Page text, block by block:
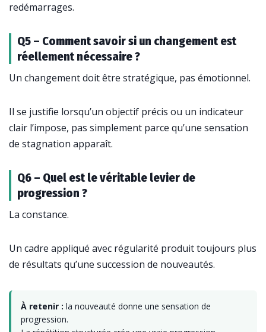
redémarrages.
Q5 – Comment savoir si un changement est
réellement nécessaire ?
Un changement doit être stratégique, pas émotionnel.
Il se justifie lorsqu’un objectif précis ou un indicateur
clair l’impose, pas simplement parce qu’une sensation
de stagnation apparaît.
Q6 – Quel est le véritable levier de
progression ?
La constance.
Un cadre appliqué avec régularité produit toujours plus
de résultats qu’une succession de nouveautés.
À retenir : la nouveauté donne une sensation de
progression.